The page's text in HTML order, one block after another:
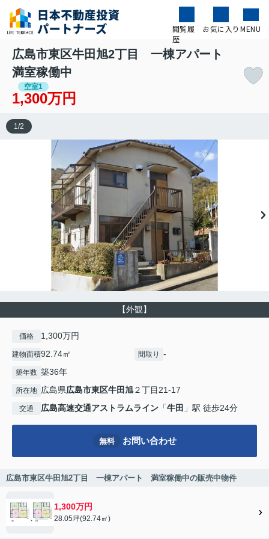
閲覧履
歴
お気に入り MENU
広島市東区牛田旭2丁目 一棟アパート
満室稼働中
空室1
1,300万円
【外観】
1 /2
価格 1,300万円
建物面積92.74㎡ 間取り -
築年数 築36年
所在地 広島県広島市東区牛田旭２丁目21-17
交通 広島高速交通アストラムライン 「牛田 」駅 徒歩24分
無料 お問い合わせ
広島市東区牛田旭2丁目 一棟アパート 満室稼働中の販売中物件
1,300万円
28.05坪(92.74㎡)